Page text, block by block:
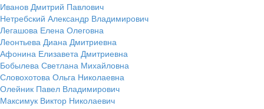
Иванов Дмитрий Павлович
Нетребский Александр Владимирович
Легашова Елена Олеговна
Леонтьева Диана Дмитриевна
Афонина Елизавета Дмитриевна
Бобылева Светлана Михайловна
Словохотова Ольга Николаевна
Олейник Павел Владимирович
Максимук Виктор Николаевич